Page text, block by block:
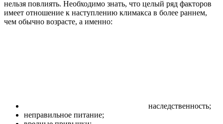
нельзя повлиять. Необходимо знать, что целый ряд факторов
имеет отношение к наступлению климакса в более раннем,
чем обычно возрасте, а именно:
наследственность;
неправильное питание;